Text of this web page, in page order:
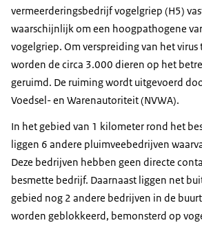
vermeerderingsbedrijf vogelgriep (H5)
waarschijnlijk om een hoogpathogene
vogelgriep. Om verspreiding van het
worden de circa 3.000 dieren op het
geruimd. De ruiming wordt uitgevoerd
Voedsel- en Warenautoriteit (NVWA).
In het gebied van 1 kilometer rond het
liggen 6 andere pluimveebedrijven
Deze bedrijven hebben geen directe
besmette bedrijf. Daarnaast liggen net
gebied nog 2 andere bedrijven in de
worden geblokkeerd, bemonsterd op